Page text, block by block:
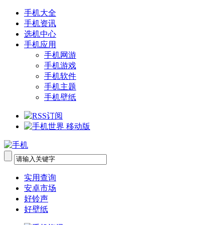
手机大全
手机资讯
选机中心
手机应用
手机网游
手机游戏
手机软件
手机主题
手机壁纸
实用查询
安卓市场
好铃声
好壁纸